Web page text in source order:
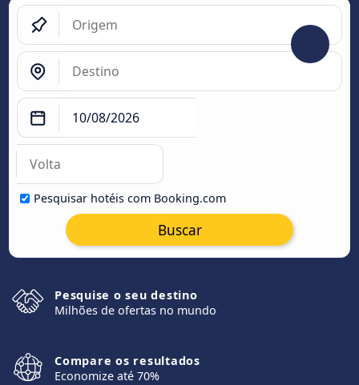
Pesquisar hotéis com Booking.com
Buscar
Pesquise o seu destino
Milhões de ofertas no mundo
Compare os resultados
Economize até 70%